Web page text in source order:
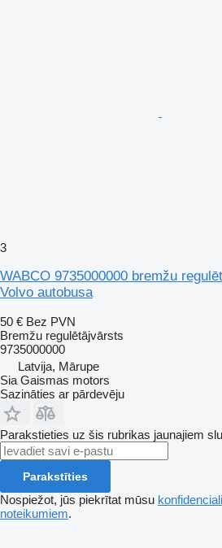
3
WABCO 9735000000 bremžu
Volvo autobusa
50 € Bez PVN
Bremžu regulētājvārsts
9735000000
Latvija, Mārupe
Sia Gaismas motors
Sazināties ar pārdevēju
Parakstieties uz šis rubrikas jaunajiem
Parakstīties
Nospiežot, jūs piekrītat mūsu
noteikumiem.